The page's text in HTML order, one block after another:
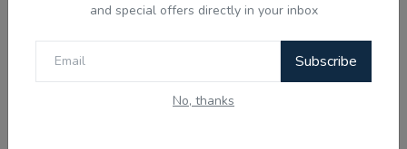
and special offers directly in your inbox
Subscribe
No, thanks